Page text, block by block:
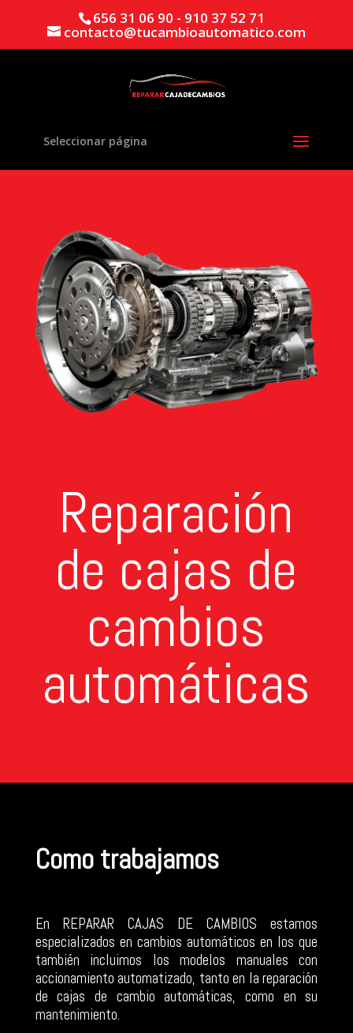
656 31 06 90 - 910 37 52 71
contacto@tucambioautomatico.com
Seleccionar página
Reparación
de cajas de
cambios
automáticas
Como trabajamos
En REPARAR CAJAS DE CAMBIOS estamos
especializados en cambios automáticos en los que
también incluimos los modelos manuales con
accionamiento automatizado, tanto en la reparación
de cajas de cambio automáticas, como en su
mantenimiento.